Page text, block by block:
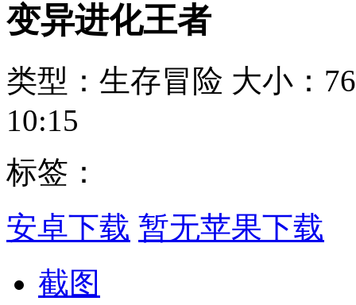
变异进化王者
类型：生存冒险 大小：
10:15
标签：
安卓下载 暂无苹果下载
截图